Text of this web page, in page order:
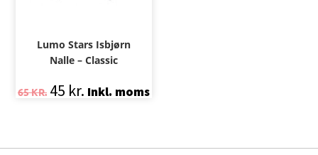
Lumo Stars Isbjørn
Nalle – Classic
65KR. 45 kr. Inkl. moms